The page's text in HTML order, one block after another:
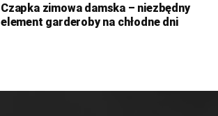
Czapka zimowa damska – niezbędny
element garderoby na chłodne dni